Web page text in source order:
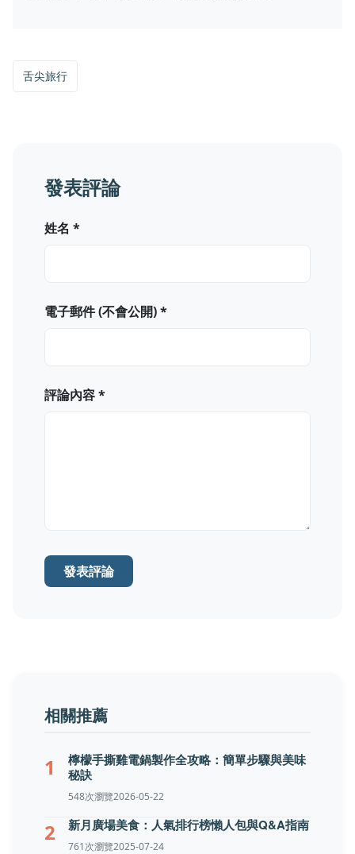
舌尖旅行
發表評論
姓名 *
電子郵件 (不會公開) *
評論內容 *
發表評論
相關推薦
1
檸檬手撕雞電鍋製作全攻略：簡單步驟與美味
秘訣
548次瀏覽2026-05-22
2 新月廣場美食：人氣排行榜懶人包與Q&A指南
761次瀏覽2025-07-24